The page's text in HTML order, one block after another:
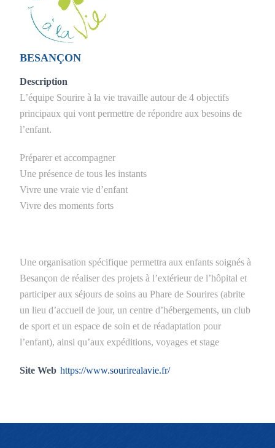
BESANÇON
Description
L’équipe Sourire à la vie travaille autour de 4 objectifs
principaux qui vont permettre de répondre aux besoins de
l’enfant.
Préparer et accompagner
Une présence de tous les instants
Vivre une vraie vie d’enfant
Vivre des moments forts
Une organisation spécifique permettra aux enfants soignés à
Besançon de réaliser des projets à l’extérieur de l’hôpital et
participer aux séjours de soins au Phare de Sourires (abrite
un lieu d’accueil de jour, un centre d’hébergements, un club
de sport et un espace de soin et de réadaptation pour
l’enfant), ainsi qu’aux expéditions, voyages et stage
Site Web https://www.sourirealavie.fr/